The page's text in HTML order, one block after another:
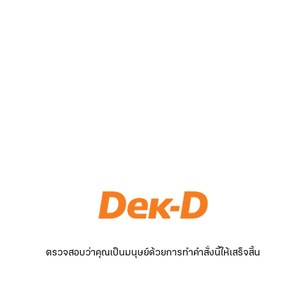
ตรวจสอบว่าคุณเป็นมนุษย์ด้วยการทำคำสั่งนี้ให้เสร็จสิ้น